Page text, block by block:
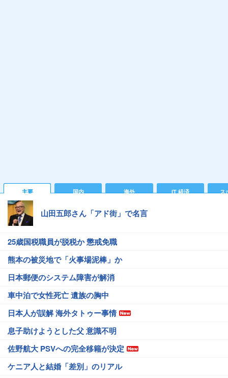
主要 国内 海外 IT 経済 ス
山田五郎さん「アド街」で名言
25歳国税職員が脱税か 懲戒免職
熊本の被災地で「火事場泥棒」か
日本郵便のシステム障害が解消
車中泊で女性死亡 遺族の胸中
日本人が誤解 海外タトゥー事情
息子助けようとした父 意識不明
佐野航大 PSVへの完全移籍が決定
ケニア人と結婚「差別」のリアル